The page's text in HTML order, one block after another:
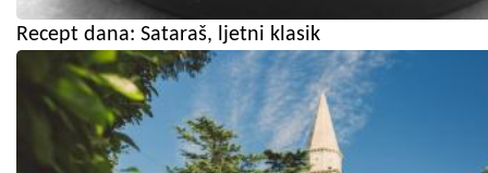
Recept dana: Sataraš, ljetni klasik